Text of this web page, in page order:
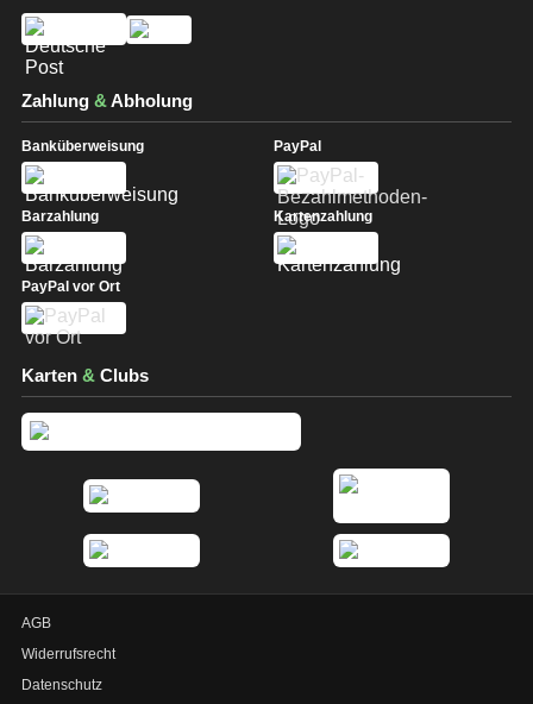
Zahlung &Abholung
Banküberweisung PayPal
Barzahlung Kartenzahlung
PayPal vor Ort
Karten & Clubs
AGB
Widerrufsrecht
Datenschutz